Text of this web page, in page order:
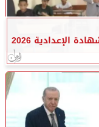
الإعدادية 2026